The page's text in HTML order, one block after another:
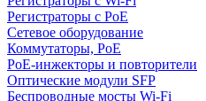
Регистраторы с PoE
Сетевое оборудование
Коммутаторы, PoE
PoE-инжекторы и повторители
Оптические модули SFP
Беспроводные мосты Wi-Fi